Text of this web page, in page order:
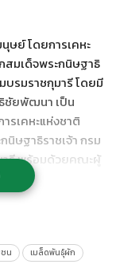
ษย์ โดยการเคหะ
สมเด็จพระกนิษฐาธิ
บรมราชกุมารี โดยมี
ชัยพัฒนา เป็น
รเคหะแห่งชาติ
ษฐาธิราชเจ้า กรม
ารี พร้อมด้วยคณะผู้
ข้าร่วมในพิธีดัง
สำนักงานใหญ่ การ
น
เมล็ดพันธุ์ผัก